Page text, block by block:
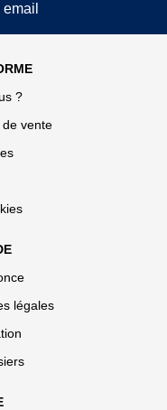
?
vente
légales